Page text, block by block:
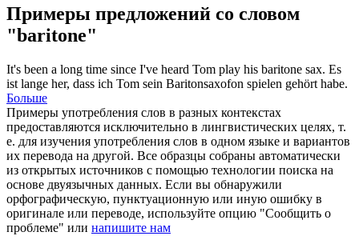
Примеры предложений со словом
"baritone"
It's been a long time since I've heard Tom play his baritone sax. Es
ist lange her, dass ich Tom sein Baritonsaxofon spielen gehört habe.
Больше
Примеры употребления слов в разных контекстах
предоставляются исключительно в лингвистических целях, т.
е. для изучения употребления слов в одном языке и вариантов
их перевода на другой. Все образцы собраны автоматически
из открытых источников с помощью технологии поиска на
основе двуязычных данных. Если вы обнаружили
орфографическую, пунктуационную или иную ошибку в
оригинале или переводе, используйте опцию "Сообщить о
проблеме" или напишите нам